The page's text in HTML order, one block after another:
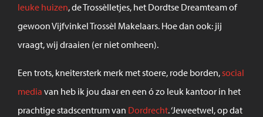
leuke huizen, de Trossèlletjes, het Dordtse Dreamteam of
gewoon Vijfvinkel Trossèl Makelaars. Hoe dan ook: jij
vraagt, wij draaien (er niet omheen).
Een trots, kneitersterk merk met stoere, rode borden, social
media van heb ik jou daar en een ó zo leuk kantoor in het
prachtige stadscentrum van Dordrecht. ‘Jeweetwel, op dat